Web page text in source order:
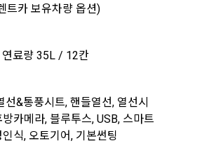
트카 보유차량 옵션)
료량 35L / 12칸
선&통풍시트, 핸들열선, 열선시
카메라, 블루투스, USB, 스마트
식, 오토기어, 기본썬팅